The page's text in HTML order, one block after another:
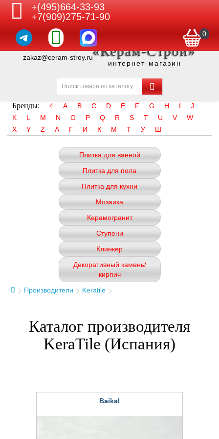
+(495)664-33-93
+7(909)275-71-90
0
zakaz@ceram-stroy.ru«Керам-Строй»
интернет-магазин
Бренды: 4 A B C D E F G H I
J
K
L M N O P Q R S T U V
W
X
Y Z А Г И К М Т У Ш
Плитка для ванной
Плитка для пола
Плитка для кухни
Мозаика
Керамогранит
Ступени
Клинкер
Декоративный камень/
кирпич
Производители
Keratile
Каталог производителя
KeraTile (Испания)
Baikal